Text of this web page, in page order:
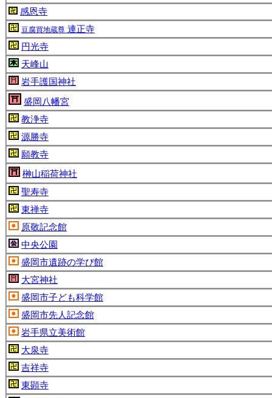
感恩寺
豆腐買地蔵尊 連正寺
円光寺
天峰山
岩手護国神社
盛岡八幡宮
教浄寺
源勝寺
願教寺
榊山稲荷神社
聖寿寺
東禅寺
原敬記念館
中央公園
盛岡市遺跡の学び館
大宮神社
盛岡市子ども科学館
盛岡市先人記念館
岩手県立美術館
大泉寺
吉祥寺
東顕寺